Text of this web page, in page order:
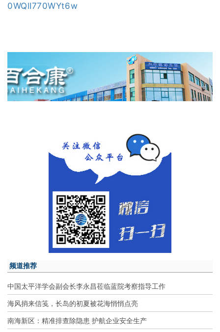
0WQlI770WYt6w
频道推荐
中国太平洋学会副会长李永昌莅临蓝院考察指导工作
海风捎来信笺，长岛的初夏被花海悄悄点亮
南海新区：精准排查除隐患 护航企业安全生产